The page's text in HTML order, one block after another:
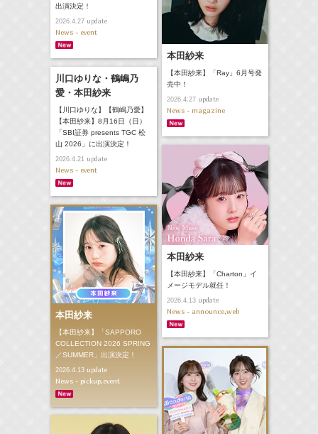
出演決定！
2026.4.27update
News - event
本田紗来
【本田紗来】「Ray」6月号発
売中！
2026.4.27update
News - magazine
川口ゆりな・鶴嶋乃
愛・本田紗来
【川口ゆりな】【鶴嶋乃愛】
【本田紗来】8月16日（日）
「SBI証券 presents TGC 松
山 2026」に出演決定！
2026.4.21update
News - event
本田紗来
【本田紗来】「Charton」イ
メージモデル就任！
2026.4.13update
News - announce,web
本田紗来
【本田紗来】「SAPPORO
COLLECTION 2026 SPRING
／SUMMER」出演決定！
2026.4.13update
News - pickup,event